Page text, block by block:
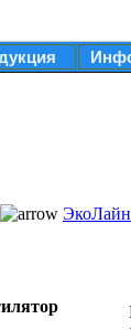
ЭкоЛайн